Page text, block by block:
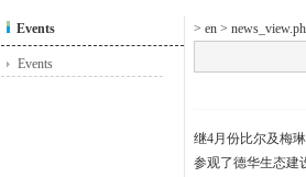
Events
Events
> en >
继4月份比尔及梅
参观了德华生态建